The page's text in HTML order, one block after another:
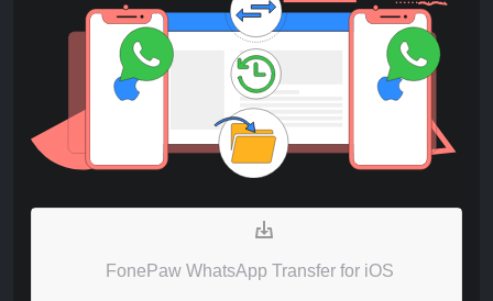
FonePaw WhatsApp Transfer for iOS